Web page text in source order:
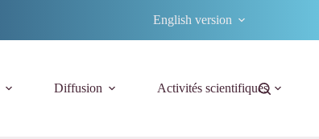
English version
Diffusion Activités scientifiques